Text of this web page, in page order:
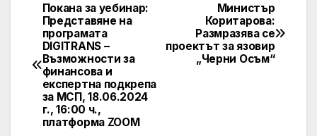
Post
navigation
Министър
Коритарова:
Размразява се
проектът за язовир
„Черни Осъм“
Покана за уебинар:
Представяне на
програмата
DIGITRANS –
Възможности за
финансова и
експертна подкрепа
за МСП, 18.06.2024
г., 16:00 ч.,
платформа ZOOM